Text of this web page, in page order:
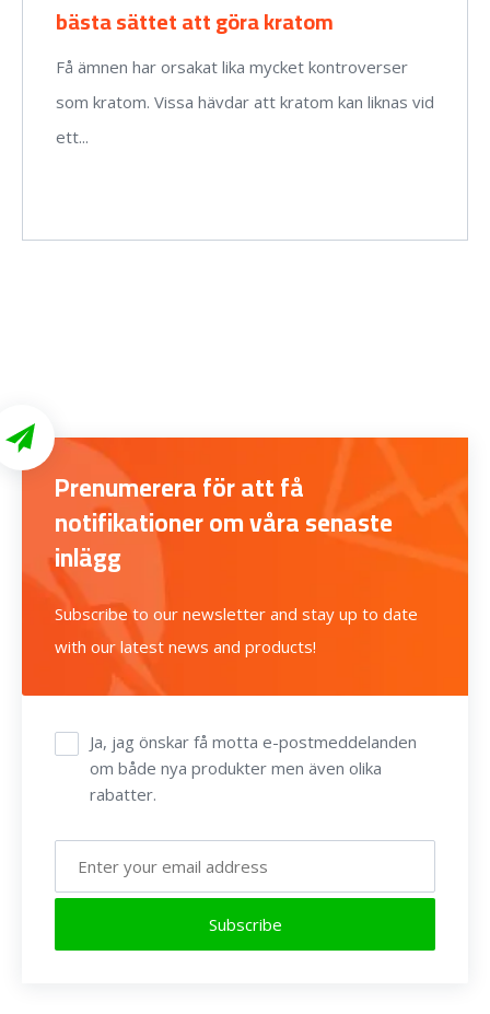
bästa sättet att göra kratom
Få ämnen har orsakat lika mycket kontroverser
som kratom. Vissa hävdar att kratom kan liknas vid
ett...
Prenumerera för att få
notifikationer om våra senaste
inlägg
Subscribe to our newsletter and stay up to date
with our latest news and products!
Ja, jag önskar få motta e-postmeddelanden
om både nya produkter men även olika
rabatter.
Subscribe